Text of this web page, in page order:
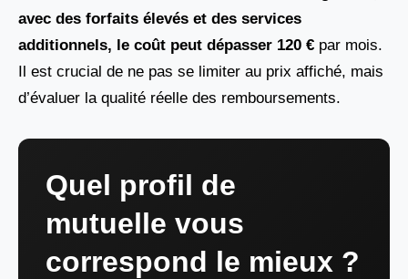
avec des forfaits élevés et des services
additionnels, le coût peut dépasser 120 € par mois.
Il est crucial de ne pas se limiter au prix affiché, mais
d’évaluer la qualité réelle des remboursements.
Quel profil de
mutuelle vous
correspond le mieux ?